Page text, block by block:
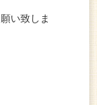
い致しま